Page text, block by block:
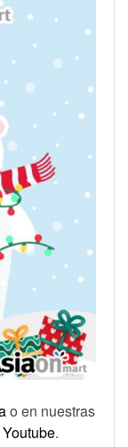
o en nuestras
Youtube.